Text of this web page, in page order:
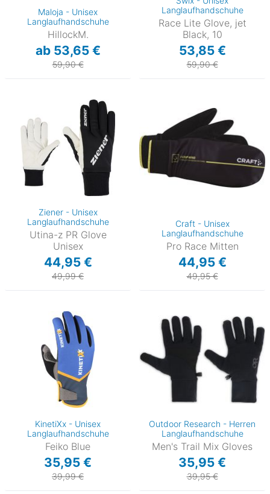
Maloja - Unisex
Langlaufhandschuhe
HillockM.
ab 53,65 €
59,90 €
Langlaufhandschuhe
Race Lite Glove, jet
Black, 10
53,85 €
59,90 €
Ziener - Unisex
Langlaufhandschuhe
Utina-z PR Glove
Unisex
44,95 €
49,99 €
Craft - Unisex
Langlaufhandschuhe
Pro Race Mitten
44,95 €
49,95 €
KinetiXx - Unisex
Langlaufhandschuhe
Feiko Blue
35,95 €
39,99 €
Outdoor Research - Herren
Langlaufhandschuhe
Men's Trail Mix Gloves
35,95 €
39,95 €